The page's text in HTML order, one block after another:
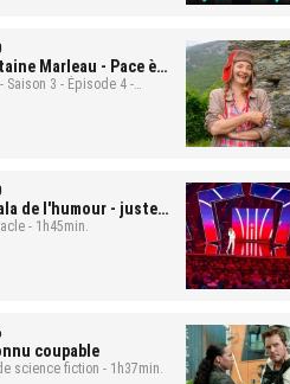
Marleau - Pace è
Saison 3 - Épisode 4 -
de l'humour - juste
- 1h45min.
coupable
science fiction - 1h37min.